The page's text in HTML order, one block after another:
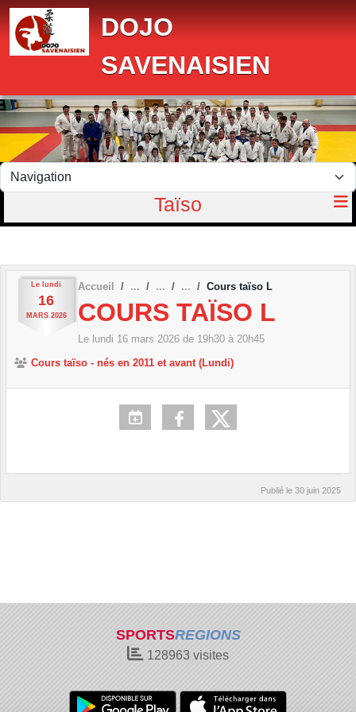
DOJO
SAVENAISIEN
Taïso
Le lundi
16
MARS 2026
Accueil Cours taïso L
COURS TAÏSO L
Le lundi 16 mars 2026 de 19h30 à 20h45
Cours taïso - nés en 2011 et avant (Lundi)
Publié le 30 juin 2025
SPORTSREGIONS
128963 visites
Panneau de gestion des cookies